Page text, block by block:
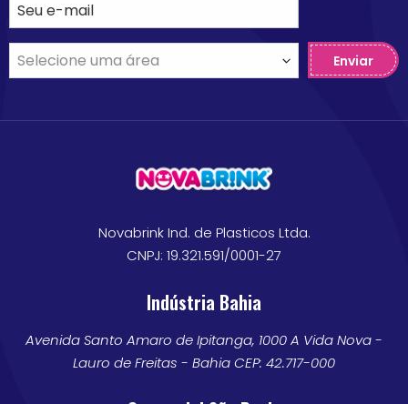
Enviar
Novabrink Ind. de Plasticos Ltda.
CNPJ: 19.321.591/0001-27
Indústria Bahia
Avenida Santo Amaro de Ipitanga, 1000 A Vida Nova -
Lauro de Freitas - Bahia CEP: 42.717-000